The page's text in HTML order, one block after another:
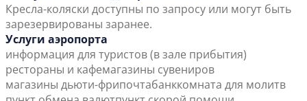
Кресла-коляски доступны по запросу или могут быть
зарезервированы заранее.
Услуги аэропорта
информация для туристов (в зале прибытия)
рестораны и кафемагазины сувениров
магазины дьюти-фрипочтабанккомната для молитв